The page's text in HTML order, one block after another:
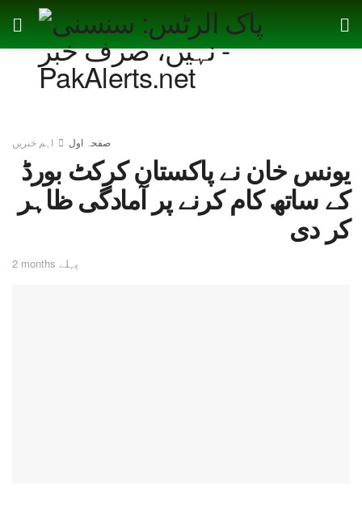
صفحہ اول اہم خبریں
یونس خان نے پاکستان کرکٹ بورڈ
کے ساتھ کام کرنے پر آمادگی ظاہر
کر دی
2 months پہلے